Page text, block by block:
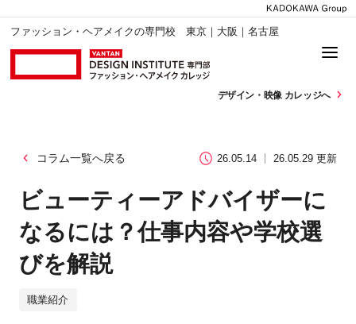
ファッション・ヘアメイクの専門校 東京｜大阪｜名古屋
デザイン・ 映像 カレッジへ
コラム一覧へ戻る 26.05.14 26.05.29 更新
ビューティーアドバイザーに
なるには？仕事内容や学校選
びを解説
職業紹介